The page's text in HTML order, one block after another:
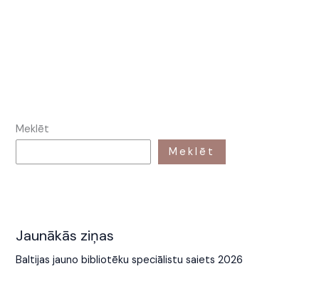
Meklēt
Meklēt
Jaunākās ziņas
Baltijas jauno bibliotēku speciālistu saiets 2026